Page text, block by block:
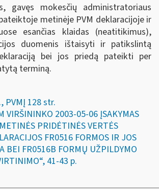
gavęs mokesčių administratoriaus
metinėje PVM deklaracijoje ir
esančias klaidas (neatitikimus),
duomenis ištaisyti ir patikslintą
bei jos priedą pateikti per
terminą.
PVMĮ 128 str.
VIRŠININKO 2003-05-06 ĮSAKYMAS
PRIDĖTINĖS VERTĖS
FR0516 FORMOS IR JOS
BEI FR0516B FORMŲ UŽPILDYMO
41-43 p.